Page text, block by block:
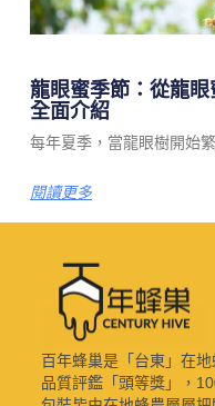
龍眼蜜季節：從龍
全面介紹
每年夏季，當龍眼樹開始
閱讀更多
百年蜂巢是「台東」在
品質評鑑「頭等獎」，